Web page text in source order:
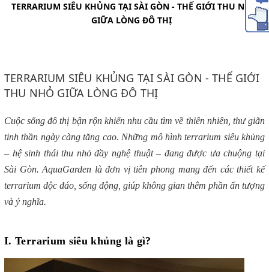
TERRARIUM SIÊU KHỦNG TẠI SÀI GÒN - THẾ GIỚI THU NHỎ
GIỮA LÒNG ĐÔ THỊ
TERRARIUM SIÊU KHỦNG TẠI SÀI GÒN - THẾ GIỚI
THU NHỎ GIỮA LÒNG ĐÔ THỊ
Cuộc sống đô thị bận rộn khiến nhu cầu tìm về thiên nhiên, thư giãn
tinh thần ngày càng tăng cao. Những mô hình terrarium siêu khủng
– hệ sinh thái thu nhỏ đầy nghệ thuật – đang được ưa chuộng tại
Sài Gòn. AquaGarden là đơn vị tiên phong mang đến các thiết kế
terrarium độc đáo, sống động, giúp không gian thêm phần ấn tượng
và ý nghĩa.
I. Terrarium siêu khủng là gì?